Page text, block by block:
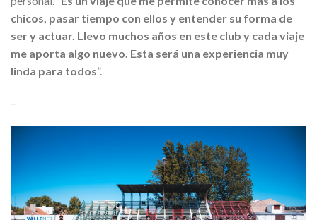
chicos, pasar tiempo con ellos y entender su forma de
ser y actuar. Llevo muchos años en este club y cada viaje
me aporta algo nuevo. Esta será una experiencia muy
linda para todos”.
–